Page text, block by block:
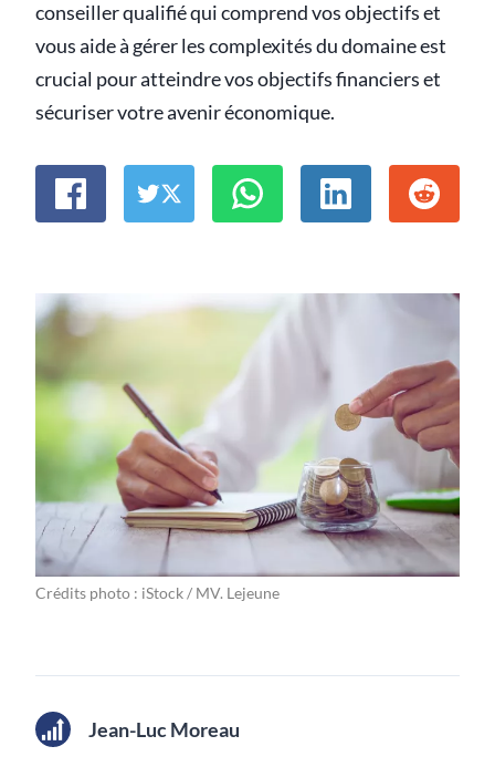
conseiller qualifié qui comprend vos objectifs et
vous aide à gérer les complexités du domaine est
crucial pour atteindre vos objectifs financiers et
sécuriser votre avenir économique.
Crédits photo : iStock / MV. Lejeune
Jean-Luc Moreau